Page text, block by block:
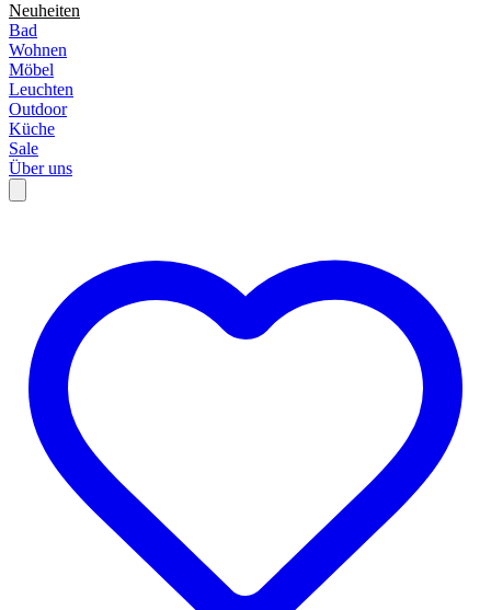
Neuheiten
Bad
Wohnen
Möbel
Leuchten
Outdoor
Küche
Sale
Über uns